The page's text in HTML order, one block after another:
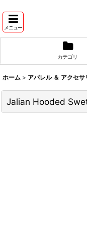
メニュー
カテゴリ
ホーム > アパレル ＆ アクセサ
Jalian Hooded